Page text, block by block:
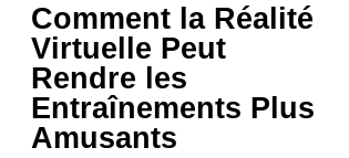
Comment la Réalité
Virtuelle Peut
Rendre les
Entraînements Plus
Amusants